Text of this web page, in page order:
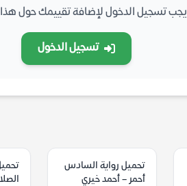
يجب تسجيل الدخول لإضافة تقييمك حول هذا
تسجيل الدخول
تحميل رواية السادس
أحمر – أحمد خيري